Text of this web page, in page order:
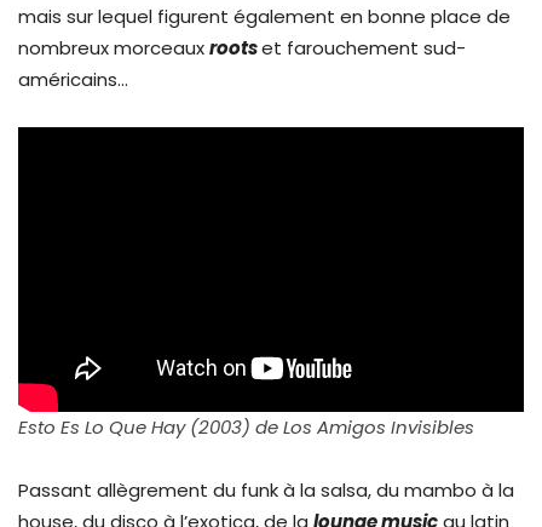
mais sur lequel figurent également en bonne place de
nombreux morceauxrootset farouchement sud-
américains…
Esto Es Lo Que Hay (2003) de Los Amigos Invisibles
Passant allègrement du funk à la salsa, du mambo à la
house, du disco à l’exotica, de la lounge musicau latin